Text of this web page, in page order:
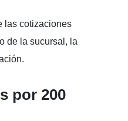
las cotizaciones
de la sucursal, la
por 200